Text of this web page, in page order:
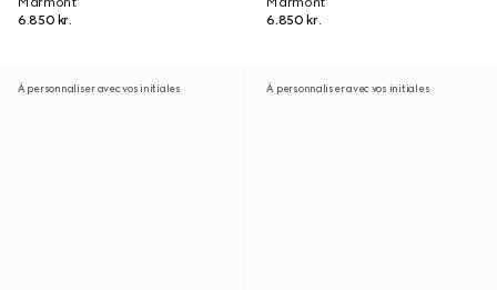
6.850 kr.
6.850 kr.
À personnaliser avec vos initiales À personnaliser avec vos initiales